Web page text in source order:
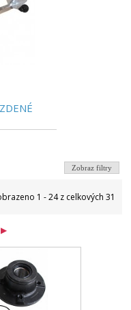
Zobraz filtry
1 - 24 z celkových 31
▶